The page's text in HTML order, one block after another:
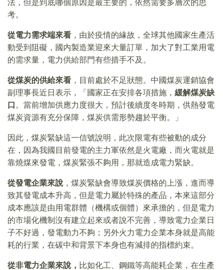
法，但是到底哪個原因是最主要的，依然需要多層次的思
考。
從電力需求端來看 ，由於疫情的緣故，全球其他國家生產活
動受到阻礙，國内製造業迎來大量訂單，加大了對工業用電
的需求量，電力供給部門有些措手不及。
從煤炭的供給來看 ，目前處於不足狀態。中國煤炭運銷協會
副理事長近日表示，「國家正在安排各項措施， 緩解煤炭缺
口 。當前增加供應力度很大，預計後續度冬時期，供熱發電
煤炭資源有充分保障，煤炭供需形勢趨於平衡。」
因此，煤炭緊缺這一信號說明，此次限電有些被動的成分
在，因為我國目前發電的主力軍依然是火電廠，而火電就是
靠燒煤來發電，煤炭緊張不夠用，那就造成電力緊缺。
從發電企業來說 ，煤炭緊缺會導致煤炭價格的上漲，進而導
致其發電成本升高，但是電力屬於特殊的產品，本來這部分
成本應該是由用電群體（機構或個體）來承擔的，但是電力
的市場化機制沒有建立起來或者說不完善，導致電力企業日
子不好過，發電動力不夠；另外火力電力企業本身就是高能
耗的行業，在碳中和背景下本身也有減排的指標約束。
從非電力企業來說， 比如化工、鋼鐵等高能耗企業，在生產